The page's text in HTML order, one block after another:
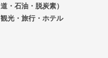
道・石油・脱炭素）
観光・旅行・ホテル